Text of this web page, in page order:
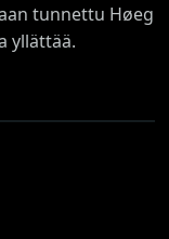
tunnettu Høeg
yllättää.